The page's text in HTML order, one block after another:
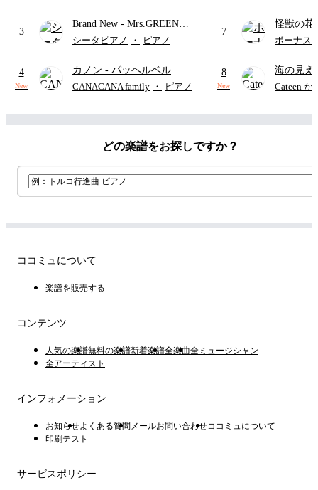
3
Brand New - Mrs.GREEN
APPLE
シータピアノ ・ ピアノ
4
New
カノン - パッヘルベル
CANACANA family ・ ピアノ
7
怪獣の
ードパー
ボーナス
8
New
海の見
Cateen か
どの楽譜をお探しですか？
ココミュについて
楽譜を販売する
コンテンツ
人気の楽譜無料の楽譜新着楽譜全楽曲全ミュージシャン
全アーティスト
インフォメーション
お知らせよくある質問 メールお問い合わせココミュについて
印刷テスト
サービスポリシー